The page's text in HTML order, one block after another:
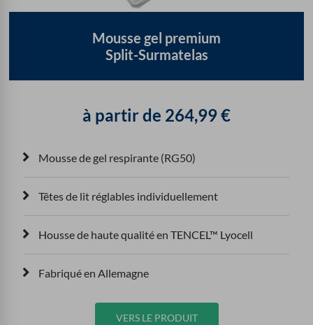
Mousse gel premium
Split-Surmatelas
à partir de 264,99€
Mousse de gel respirante (RG50)
Têtes de lit réglables individuellement
Housse de haute qualité en TENCEL™ Lyocell
Fabriqué en Allemagne
VERS LE PRODUIT